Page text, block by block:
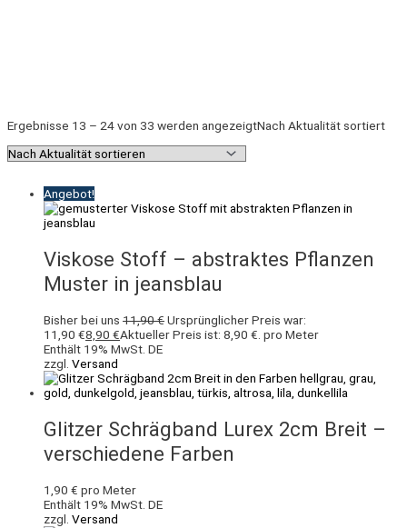
Ergebnisse 13 – 24 von 33 werden angezeigtNach Aktualität sortiert
Angebot!
Viskose Stoff – abstraktes Pflanzen
Muster in jeansblau
Bisher bei uns 11,90€Ursprünglicher Preis war:
11,90 €8,90 €Aktueller Preis ist: 8,90 €. pro Meter
Enthält 19% MwSt. DE
zzgl. Versand
Glitzer Schrägband Lurex 2cm Breit –
verschiedene Farben
1,90 € pro Meter
Enthält 19% MwSt. DE
zzgl. Versand